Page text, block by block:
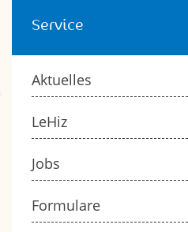
Service
Aktuelles
LeHiz
Jobs
Formulare